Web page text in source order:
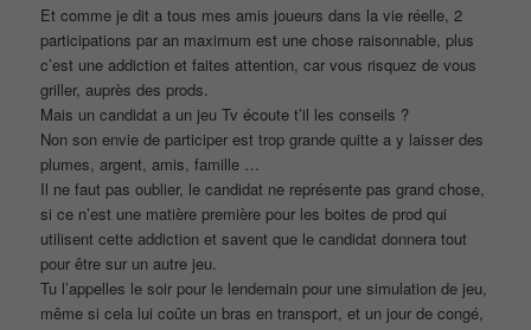
Et comme je dit a tous mes amis joueurs dans la vie réelle, 2
participations par an maximum est une chose raisonnable, plus
c’est une addiction et faites attention, car vous risquez de vous
griller, auprès des prods.
Mais un candidat a un jeu Tv écoute t’il les conseils ?
Non son envie de participer est trop grande quitte a y laisser des
plumes, argent, amis, famille …
Il ne faut pas oublier, le candidat ne représente pas grand chose,
si ce n’est une matière première pour les boites de prod qui
utilisent cette addiction et savent que le candidat donnera tout
pour être sur un autre jeu.
Tu l’appelles le soir pour le lendemain pour une simulation de jeu,
même si cela lui coûte un bras en transport, et un jour de congé,